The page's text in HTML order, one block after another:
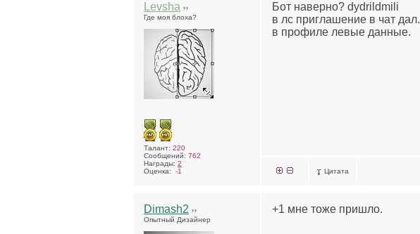
Levsha
Где моя блоха?
Талант: 220
Сообщений: 762
Награды: 2
Оценка: -1
Бот наверно? dydrildmili
в лс приглашение в чат дал.
в профиле левые данные.
Цитата
Dimash2
Опытный Дизайнер
+1 мне тоже пришло.